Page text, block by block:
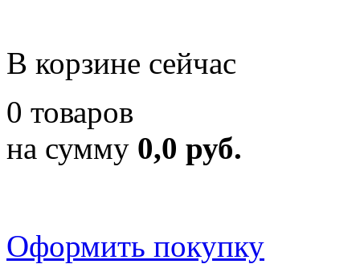
В корзине сейчас
0 товаров
на сумму 0,0 руб.
Оформить покупку